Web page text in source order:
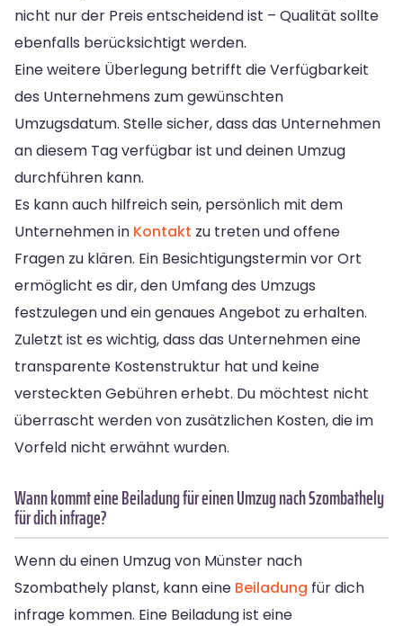
nicht nur der Preis entscheidend ist – Qualität sollte
ebenfalls berücksichtigt werden.
Eine weitere Überlegung betrifft die Verfügbarkeit
des Unternehmens zum gewünschten
Umzugsdatum. Stelle sicher, dass das Unternehmen
an diesem Tag verfügbar ist und deinen Umzug
durchführen kann.
Es kann auch hilfreich sein, persönlich mit dem
Unternehmen in Kontakt zu treten und offene
Fragen zu klären. Ein Besichtigungstermin vor Ort
ermöglicht es dir, den Umfang des Umzugs
festzulegen und ein genaues Angebot zu erhalten.
Zuletzt ist es wichtig, dass das Unternehmen eine
transparente Kostenstruktur hat und keine
versteckten Gebühren erhebt. Du möchtest nicht
überrascht werden von zusätzlichen Kosten, die im
Vorfeld nicht erwähnt wurden.
Wann kommt eine Beiladung für einen Umzug nach Szombathely
für dich infrage?
Wenn du einen Umzug von Münster nach
Szombathely planst, kann eine Beiladung für dich
infrage kommen. Eine Beiladung ist eine